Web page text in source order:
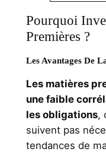
Pourquoi
Premières ?
Les Avantages De
Les matières
une faible
les obligations,
suivent pas
tendances de